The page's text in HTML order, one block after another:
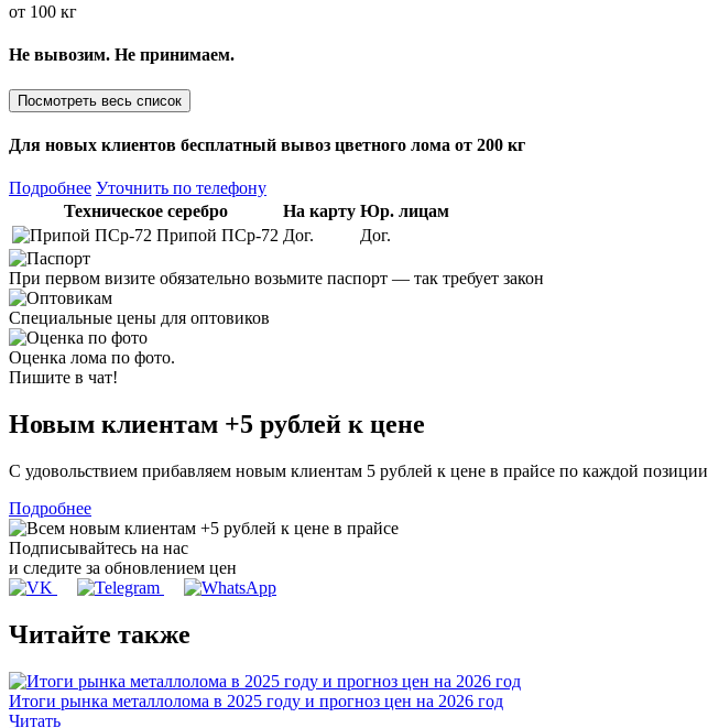
от 100 кг
Не вывозим. Не принимаем.
Посмотреть весь список
Для новых клиентов бесплатный вывоз цветного лома от 200 кг
Подробнее Уточнить по телефону
Техническое серебро
На карту Юр. лицам
Припой ПСр-72 Дог. Дог.
При первом визите обязательно возьмите паспорт — так требует закон
Специальные цены для оптовиков
Оценка лома по фото.
Пишите в чат!
Новым клиентам +5 рублей к цене
С удовольствием прибавляем новым клиентам 5 рублей к цене в прайсе по каждой позиции
Подробнее
Подписывайтесь на нас
и следите за обновлением цен
Читайте также
Итоги рынка металлолома в 2025 году и прогноз цен на 2026 год
Читать